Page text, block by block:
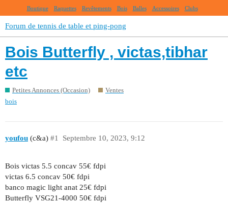
Boutique Raquettes Revêtements Bois Balles Accessoires Clubs
Forum de tennis de table et ping-pong
Bois Butterfly , victas,tibhar
etc
Petites Annonces (Occasion)
Ventes
bois
youfou (c&a) Septembre 10, 2023, 9:12
#1
Bois victas 5.5 concav 55€ fdpi
victas 6.5 concav 50€ fdpi
banco magic light anat 25€ fdpi
Butterfly VSG21-4000 50€ fdpi